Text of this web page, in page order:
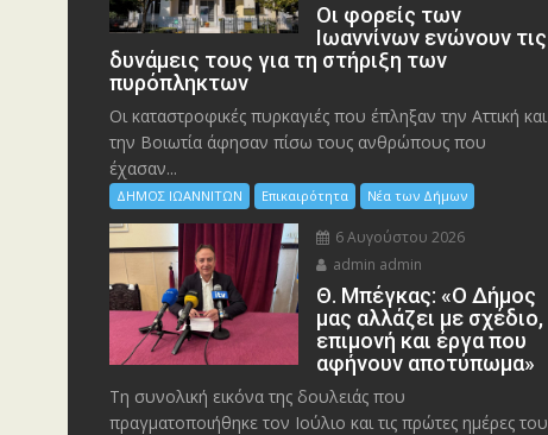
Οι φορείς των
Ιωαννίνων ενώνουν τις
δυνάμεις τους για τη στήριξη των
πυρόπληκτων
Οι καταστροφικές πυρκαγιές που έπληξαν την Αττική και
την Bοιωτία άφησαν πίσω τους ανθρώπους που
έχασαν...
ΔΗΜΟΣ ΙΩΑΝΝΙΤΩΝ Επικαιρότητα Νέα των Δήμων
6 Αυγούστου 2026
admin admin
Θ. Μπέγκας: «Ο Δήμος
μας αλλάζει με σχέδιο,
επιμονή και έργα που
αφήνουν αποτύπωμα»
Τη συνολική εικόνα της δουλειάς που
πραγματοποιήθηκε τον Ιούλιο και τις πρώτες ημέρες του